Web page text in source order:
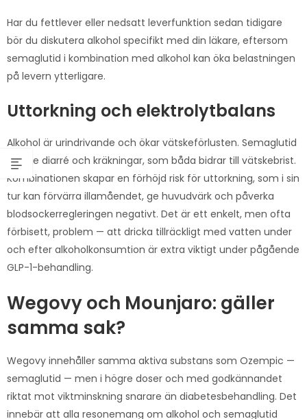
Har du fettlever eller nedsatt leverfunktion sedan tidigare
bör du diskutera alkohol specifikt med din läkare, eftersom
semaglutid i kombination med alkohol kan öka belastningen
på levern ytterligare.
Uttorkning och elektrolytbalans
Alkohol är urindrivande och ökar vätskeförlusten. Semaglutid
kan ge diarré och kräkningar, som båda bidrar till vätskebrist.
Kombinationen skapar en förhöjd risk för uttorkning, som i sin
tur kan förvärra illamåendet, ge huvudvärk och påverka
blodsockerregleringen negativt. Det är ett enkelt, men ofta
förbisett, problem — att dricka tillräckligt med vatten under
och efter alkoholkonsumtion är extra viktigt under pågående
GLP-1-behandling.
Wegovy och Mounjaro: gäller
samma sak?
Wegovy innehåller samma aktiva substans som Ozempic —
semaglutid — men i högre doser och med godkännandet
riktat mot viktminskning snarare än diabetesbehandling. Det
innebär att alla resonemang om alkohol och semaglutid